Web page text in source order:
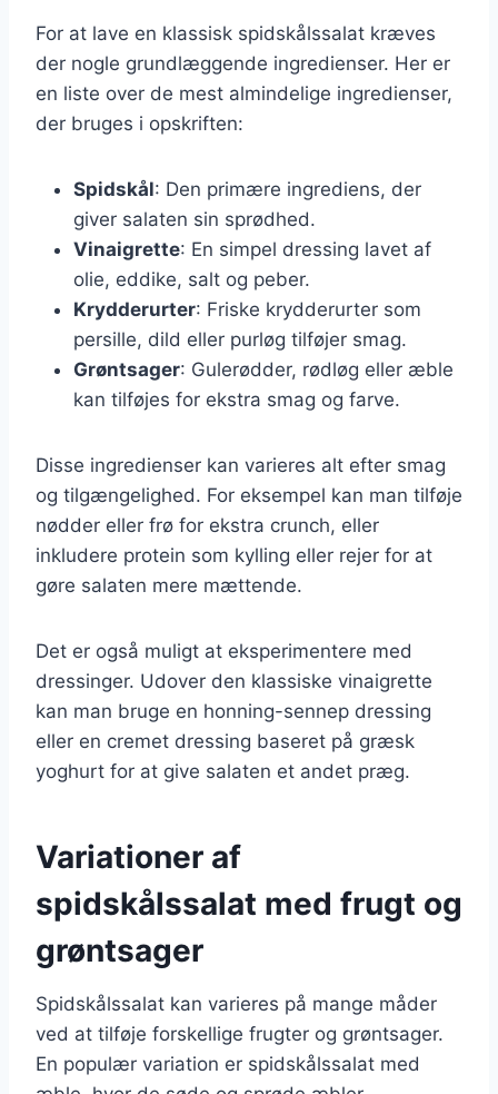
For at lave en klassisk spidskålssalat kræves
der nogle grundlæggende ingredienser. Her er
en liste over de mest almindelige ingredienser,
der bruges i opskriften:
Spidskål: Den primære ingrediens, der
giver salaten sin sprødhed.
Vinaigrette: En simpel dressing lavet af
olie, eddike, salt og peber.
Krydderurter: Friske krydderurter som
persille, dild eller purløg tilføjer smag.
Grøntsager: Gulerødder, rødløg eller æble
kan tilføjes for ekstra smag og farve.
Disse ingredienser kan varieres alt efter smag
og tilgængelighed. For eksempel kan man tilføje
nødder eller frø for ekstra crunch, eller
inkludere protein som kylling eller rejer for at
gøre salaten mere mættende.
Det er også muligt at eksperimentere med
dressinger. Udover den klassiske vinaigrette
kan man bruge en honning-sennep dressing
eller en cremet dressing baseret på græsk
yoghurt for at give salaten et andet præg.
Variationer af
spidskålssalat med frugt og
grøntsager
Spidskålssalat kan varieres på mange måder
ved at tilføje forskellige frugter og grøntsager.
En populær variation er spidskålssalat med